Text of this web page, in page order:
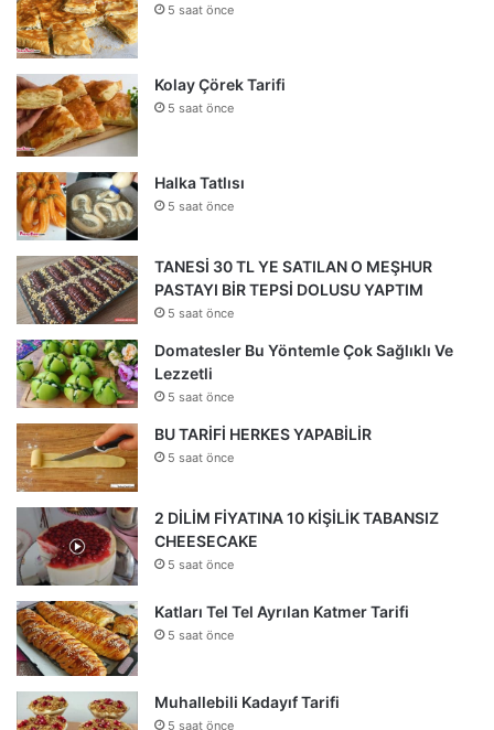
5 saat önce
Kolay Çörek Tarifi
5 saat önce
Halka Tatlısı
5 saat önce
TANESİ 30 TL YE SATILAN O MEŞHUR
PASTAYI BİR TEPSİ DOLUSU YAPTIM
5 saat önce
Domatesler Bu Yöntemle Çok Sağlıklı Ve
Lezzetli
5 saat önce
BU TARİFİ HERKES YAPABİLİR
5 saat önce
2 DİLİM FİYATINA 10 KİŞİLİK TABANSIZ
CHEESECAKE
5 saat önce
Katları Tel Tel Ayrılan Katmer Tarifi
5 saat önce
Muhallebili Kadayıf Tarifi
5 saat önce